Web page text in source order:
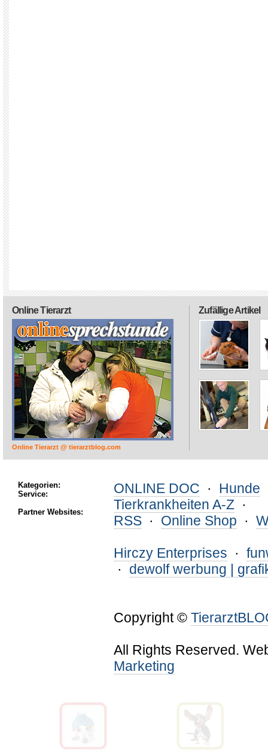
Zufällige Artikel
Online Tierarzt
Online Tierarzt @ tierarztblog.com
Kategorien:
Service:
Partner Websites:
ONLINE DOC · Hunde
Tierkrankheiten A-Z ·
RSS · Online Shop ·
Hirczy Enterprises ·
· dewolf werbung |
Copyright ©
All Rights Reserved.
Marketing